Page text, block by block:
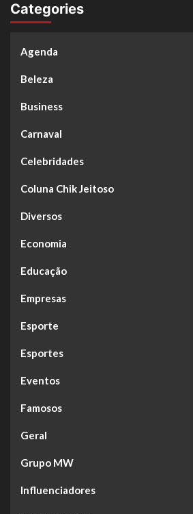
Categories
Agenda
Beleza
Business
Carnaval
Celebridades
Coluna Chik Jeitoso
Diversos
Economia
Educação
Empresas
Esporte
Esportes
Eventos
Famosos
Geral
Grupo MW
Influenciadores